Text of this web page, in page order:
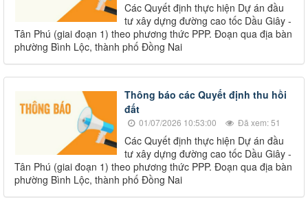
Các Quyết định thực hiện Dự án đầu
tư xây dựng đường cao tốc Dầu Giây -
Tân Phú (giai đoạn 1) theo phương thức PPP. Đoạn qua địa bàn
phường Bình Lộc, thành phố Đồng Nai
Thông báo các Quyết định thu hồi
đất
01/07/2026 10:53:00 Đã xem: 51
Các Quyết định thực hiện Dự án đầu
tư xây dựng đường cao tốc Dầu Giây -
Tân Phú (giai đoạn 1) theo phương thức PPP. Đoạn qua địa bàn
phường Bình Lộc, thành phố Đồng Nai